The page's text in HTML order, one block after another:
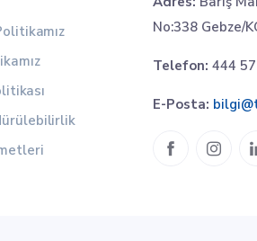
No:338 Gebze/
Telefon: 444
E-Posta: